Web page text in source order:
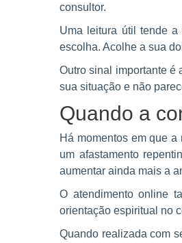
consultor.
Uma leitura útil tende
escolha. Acolhe a sua
Outro sinal importante é
sua situação e não
Quando a
Há momentos em que
um afastamento
aumentar ainda mais a
O atendimento online
orientação espiritual no
Quando realizada com